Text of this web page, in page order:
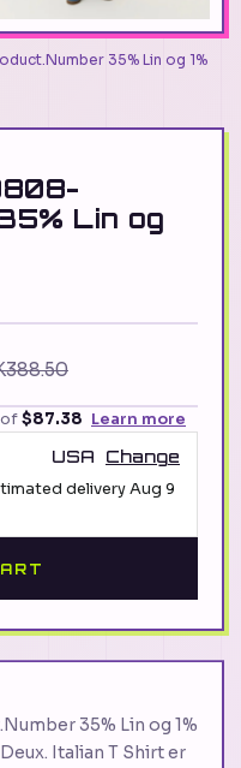
35% Lin og 1%
Lin og
$87.38 Learn more
USA
Change
deliveryAug 9
35% Lin og 1%
Italian T Shirt er